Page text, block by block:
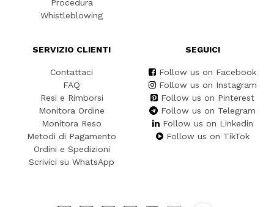
Procedura
Whistleblowing
SERVIZIO CLIENTI
Contattaci
FAQ
Resi e Rimborsi
Monitora Ordine
Monitora Reso
Metodi di Pagamento
Ordini e Spedizioni
Scrivici su WhatsApp
SEGUICI
Follow us on Facebook
Follow us on Instagram
Follow us on Pinterest
Follow us on Telegram
Follow us on Linkedin
Follow us on TikTok